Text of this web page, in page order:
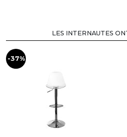
LES INTERNAUTES
-37%